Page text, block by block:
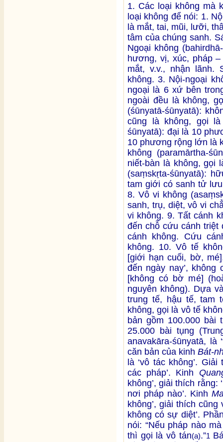
1. Các loại không mà
loại không để nói: 1.
là mắt, tai, mũi, lưỡi,
tâm của chúng sanh.
Ngoại không
hương, vị, xúc, pháp
mắt, v.v., nhận lãnh.
không. 3. Nội-ngoại
ngoại là 6 xứ bên
ngoài đều là không,
(śūnyatā-śūnyatā):
cũng là không, gọi
śūnyatā): đại là 10
10 phương rộng lớn là
không (paramārtha-
niết-bàn là không, gọi
(saṃskṛta-śūnyatā):
tam giới có sanh tử
8. Vô vi không
sanh, trụ, diệt, vô vi
vi không. 9. Tất cánh
đến chỗ cứu cánh triệt
cánh không. Cứu
không. 10. Vô tế
[giới hạn cuối, bờ,
đến ngày nay’,
[không có bờ mé]
nguyên không). Dựa
trung tế, hậu tế, tam
không, gọi là vô tế
bản gồm 100.000
25.000 bài tụng
anavakāra-śūnyatā, là
căn bản của kinh Bát-
là ‘vô tác không’.
các pháp’. Kinh
không’, giải thích rằng:
nơi pháp nào’. Kinh
không’, giải thích
không có sự diệt’.
nói: “Nếu pháp nào
thì gọi là vô tán(a).”1